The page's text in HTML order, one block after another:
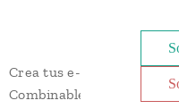
Crea tus e-liquids con
Combinable con